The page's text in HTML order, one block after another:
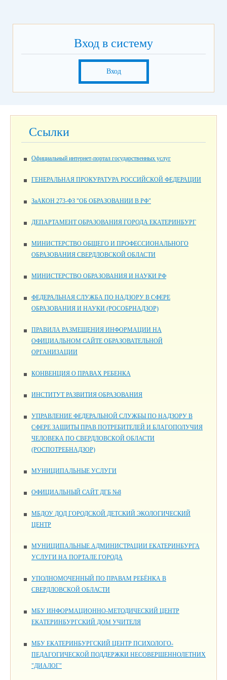
Вход в систему
Вход
Ссылки
Официальный интернет-портал государственных услуг
ГЕНЕРАЛЬНАЯ ПРОКУРАТУРА РОССИЙСКОЙ ФЕДЕРАЦИИ
ЗаАКОН 273-ФЗ "ОБ ОБРАЗОВАНИИ В РФ"
ДЕПАРТАМЕНТ ОБРАЗОВАНИЯ ГОРОДА ЕКАТЕРИНБУРГ
МИНИСТЕРСТВО ОБЩЕГО И ПРОФЕССИОНАЛЬНОГО
ОБРАЗОВАНИЯ СВЕРДЛОВСКОЙ ОБЛАСТИ
МИНИСТЕРСТВО ОБРАЗОВАНИЯ И НАУКИ РФ
ФЕДЕРАЛЬНАЯ СЛУЖБА ПО НАДЗОРУ В СФЕРЕ
ОБРАЗОВАНИЯ И НАУКИ (РОСОБРНАДЗОР)
ПРАВИЛА РАЗМЕЩЕНИЯ ИНФОРМАЦИИ НА
ОФИЦИАЛЬНОМ САЙТЕ ОБРАЗОВАТЕЛЬНОЙ
ОРГАНИЗАЦИИ
КОНВЕНЦИЯ О ПРАВАХ РЕБЕНКА
ИНСТИТУТ РАЗВИТИЯ ОБРАЗОВАНИЯ
УПРАВЛЕНИЕ ФЕДЕРАЛЬНОЙ СЛУЖБЫ ПО НАДЗОРУ В
СФЕРЕ ЗАЩИТЫ ПРАВ ПОТРЕБИТЕЛЕЙ И БЛАГОПОЛУЧИЯ
ЧЕЛОВЕКА ПО СВЕРДЛОВСКОЙ ОБЛАСТИ
(РОСПОТРЕБНАДЗОР)
МУНИЦИПАЛЬНЫЕ УСЛУГИ
ОФИЦИАЛЬНЫЙ САЙТ ДГБ №8
МБДОУ ДОД ГОРОДСКОЙ ДЕТСКИЙ ЭКОЛОГИЧЕСКИЙ
ЦЕНТР
МУНИЦИПАЛЬНЫЕ АДМИНИСТРАЦИИ ЕКАТЕРИНБУРГА
УСЛУГИ НА ПОРТАЛЕ ГОРОДА
УПОЛНОМОЧЕННЫЙ ПО ПРАВАМ РЕБЁНКА В
СВЕРДЛОВСКОЙ ОБЛАСТИ
МБУ ИНФОРМАЦИОННО-МЕТОДИЧЕСКИЙ ЦЕНТР
ЕКАТЕРИНБУРГСКИЙ ДОМ УЧИТЕЛЯ
МБУ ЕКАТЕРИНБУРГСКИЙ ЦЕНТР ПСИХОЛОГО-
ПЕДАГОГИЧЕСКОЙ ПОДДЕРЖКИ НЕСОВЕРШЕННОЛЕТНИХ
"ДИАЛОГ"